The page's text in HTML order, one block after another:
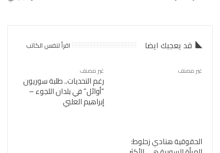
قد يعجبك ايضا اقرأ لنفس الكاتب
غير مصنف
الحقوقية هنادي زحلوط:
غير مصنف
رغم التحديات.. طلبة سوريون
“أوائل” في بلدان اللجوء –
إبراهيم العلبي